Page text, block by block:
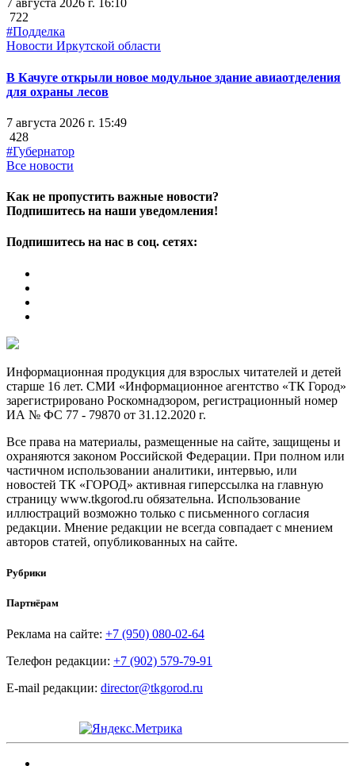
7 августа 2026 г. 16:10
722
#Подделка
Новости Иркутской области
В Качуге открыли новое модульное здание авиаотделения
для охраны лесов
7 августа 2026 г. 15:49
428
#Губернатор
Все новости
Как не пропустить важные новости?
Подпишитесь на наши уведомления!
Подпишитесь на нас в соц. сетях:
Информационная продукция для взрослых читателей и детей
старше 16 лет. СМИ «Информационное агентство «ТК Город»
зарегистрировано Роскомнадзором, регистрационный номер
ИА № ФС 77 - 79870 от 31.12.2020 г.
Все права на материалы, размещенные на сайте, защищены и
охраняются законом Российской Федерации. При полном или
частичном использовании аналитики, интервью, или
новостей ТК «ГОРОД» активная гиперссылка на главную
страницу www.tkgorod.ru обязательна. Использование
иллюстраций возможно только с письменного согласия
редакции. Мнение редакции не всегда совпадает с мнением
авторов статей, опубликованных на сайте.
Рубрики
Партнёрам
Реклама на сайте: +7 (950) 080-02-64
Телефон редакции: +7 (902) 579-79-91
E-mail редакции: director@tkgorod.ru